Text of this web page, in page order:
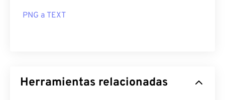
PNG a TEXT
Herramientas relacionadas